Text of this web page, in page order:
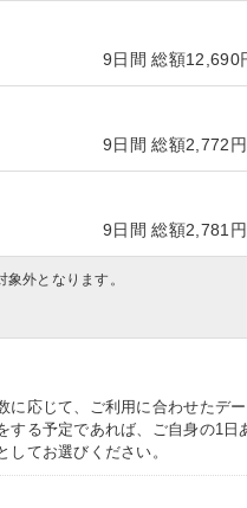
9日間 総額12,690
9日間 総額2,772円
9日間 総額2,781円
外となります。
に応じて、ご利用に合わせたデ
する予定であれば、ご自身の1
てお選びください。